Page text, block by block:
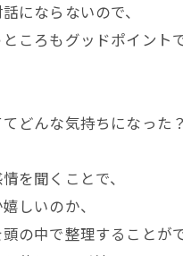
にならないので、
ころもグッドポイント
どんな気持ちになった？
を聞くことで、
しいのか、
の中で整理することが